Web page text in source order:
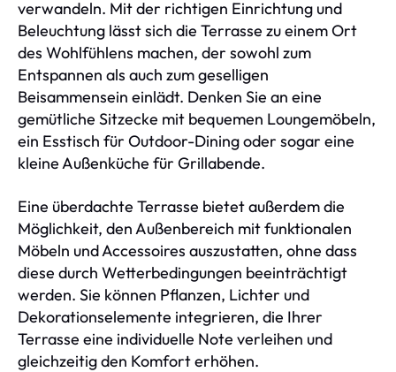
verwandeln. Mit der richtigen Einrichtung und
Beleuchtung lässt sich die Terrasse zu einem Ort
des Wohlfühlens machen, der sowohl zum
Entspannen als auch zum geselligen
Beisammensein einlädt. Denken Sie an eine
gemütliche Sitzecke mit bequemen Loungemöbeln,
ein Esstisch für Outdoor-Dining oder sogar eine
kleine Außenküche für Grillabende.
Eine überdachte Terrasse bietet außerdem die
Möglichkeit, den Außenbereich mit funktionalen
Möbeln und Accessoires auszustatten, ohne dass
diese durch Wetterbedingungen beeinträchtigt
werden. Sie können Pflanzen, Lichter und
Dekorationselemente integrieren, die Ihrer
Terrasse eine individuelle Note verleihen und
gleichzeitig den Komfort erhöhen.